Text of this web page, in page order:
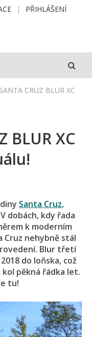
PŘIHLÁŠENÍ
CRUZ BLUR XC
BLUR XC
Santa Cruz,
dobách, kdy řada
k moderním
nehybně stál
Blur třetí
do loňska, což
pěkná řádka let.
tu!